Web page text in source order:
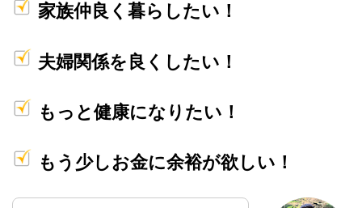
家族仲良く暮らしたい！
夫婦関係を良くしたい！
もっと健康になりたい！
もう少しお金に余裕が欲しい！